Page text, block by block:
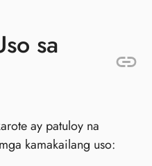
sa
ay patuloy na
kamakailang uso: